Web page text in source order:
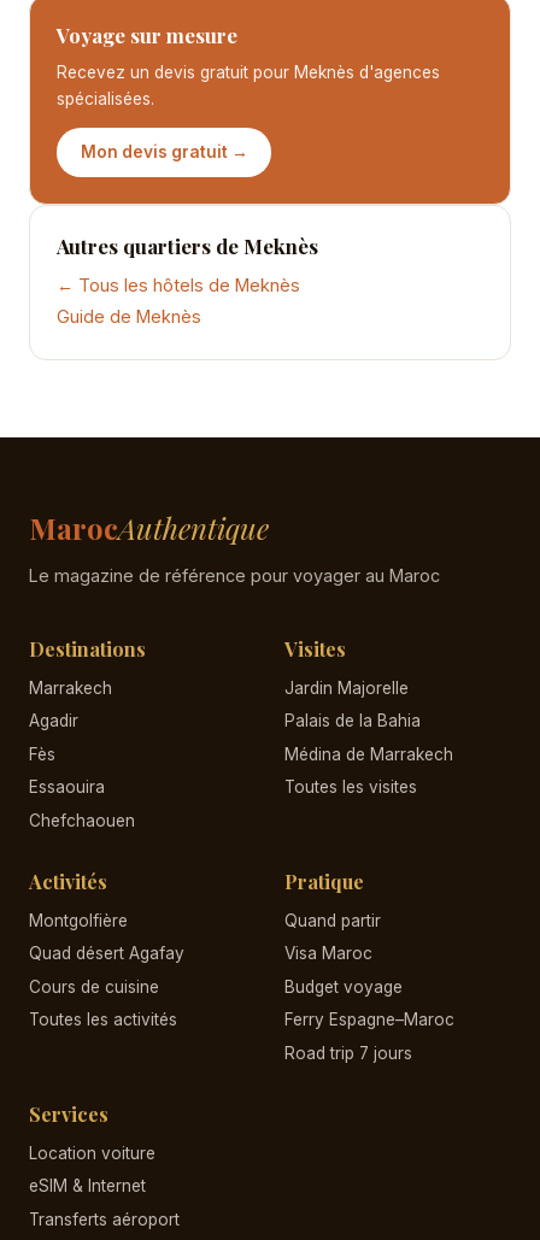
Voyage sur mesure
Recevez un devis gratuit pour Meknès d'agences
spécialisées.
Mon devis gratuit →
Autres quartiers de Meknès
← Tous les hôtels de Meknès
Guide de Meknès
MarocAuthentique
Le magazine de référence pour voyager au Maroc
Destinations
Marrakech
Agadir
Fès
Essaouira
Chefchaouen
Visites
Jardin Majorelle
Palais de la Bahia
Médina de Marrakech
Toutes les visites
Activités
Montgolfière
Quad désert Agafay
Cours de cuisine
Toutes les activités
Pratique
Quand partir
Visa Maroc
Budget voyage
Ferry Espagne–Maroc
Road trip 7 jours
Services
Location voiture
eSIM & Internet
Transferts aéroport